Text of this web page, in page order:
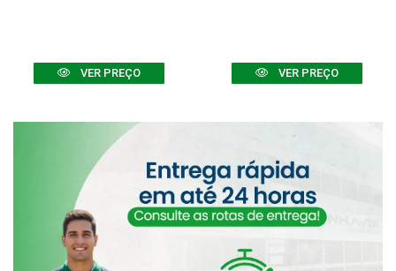
VER PREÇO VER PREÇO